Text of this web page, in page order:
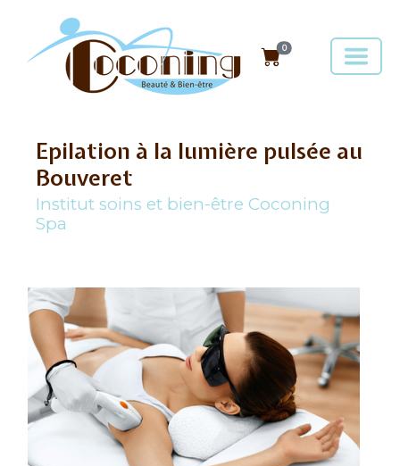
0
Epilation à la lumière pulsée au
Bouveret
Institut soins et bien-être Coconing
Spa